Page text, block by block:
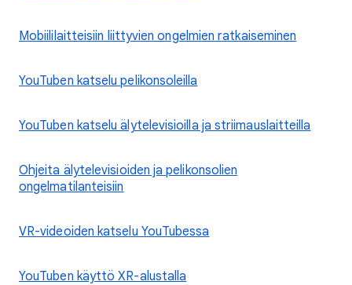
Mobiililaitteisiin liittyvien ongelmien ratkaiseminen
YouTuben katselu pelikonsoleilla
YouTuben katselu älytelevisioilla ja striimauslaitteilla
Ohjeita älytelevisioiden ja pelikonsolien
ongelmatilanteisiin
VR-videoiden katselu YouTubessa
YouTuben käyttö XR-alustalla